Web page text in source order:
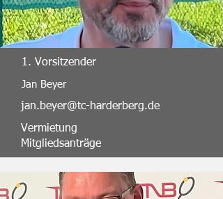
1. Vorsitzender
Jan Beyer
jan.beyer@tc-harderberg.de
Vermietung
Mitgliedsanträge